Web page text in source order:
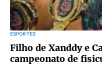
ESPORTES
Filho de Xanddy e
campeonato de